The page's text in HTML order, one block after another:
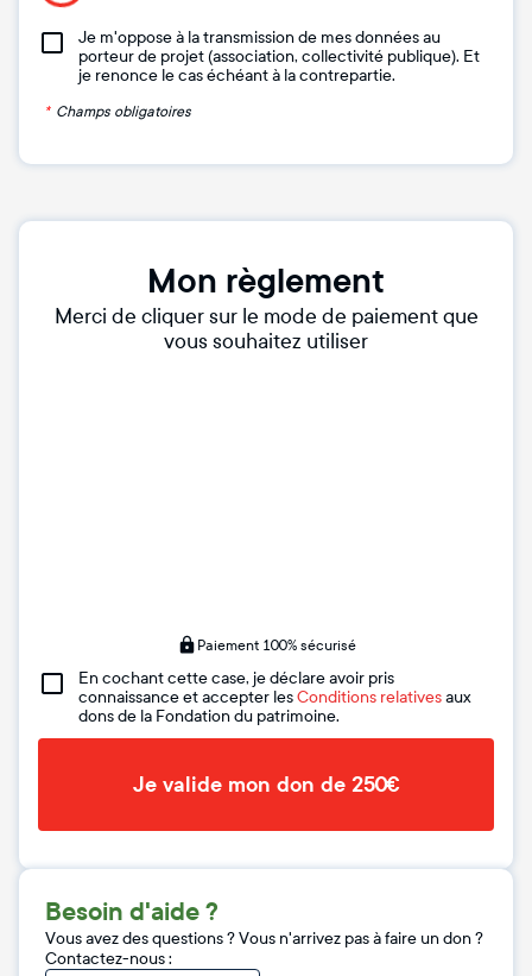
Je m'oppose à la transmission de mes données au
porteur de projet (association, collectivité publique). Et
je renonce le cas échéant à la contrepartie.
* Champs obligatoires
Mon règlement
Merci de cliquer sur le mode de paiement que
vous souhaitez utiliser
Paiement 100% sécurisé
En cochant cette case, je déclare avoir pris
connaissance et accepter lesConditions relativesaux
dons de la Fondation du patrimoine.
Je valide mon don de 250€
Besoin d'aide ?
Vous avez des questions ? Vous n'arrivez pas à faire un don ?
Contactez-nous :